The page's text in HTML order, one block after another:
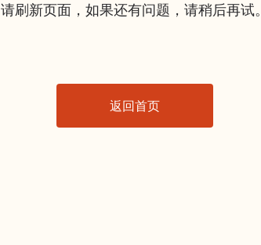
请刷新页面，如果还有问题，请稍后再试。
返回首页